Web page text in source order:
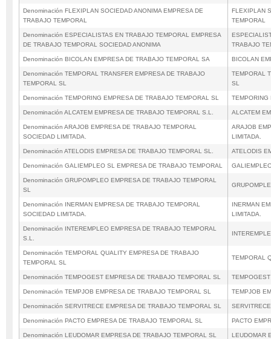
Denominación FLEXIPLAN SOCIEDAD ANONIMA EMPRESA DE
TRABAJO TEMPORAL
FLEXIPLAN
TEMPORAL
Denominación ESPECIALISTAS EN TRABAJO TEMPORAL EMPRESA
DE TRABAJO TEMPORAL SOCIEDAD ANONIMA
TRABAJO
Denominación BICOLAN EMPRESA DE TRABAJO TEMPORAL SA BICOLAN
Denominación TEMPORAL TRANSFER EMPRESA DE TRABAJO
TEMPORAL SL
TEMPORAL
SL
Denominación TEMPORING EMPRESA DE TRABAJO TEMPORAL SL TEMPORING
Denominación ALCATEM EMPRESA DE TRABAJO TEMPORAL S.L. ALCATEM
Denominación ARAJOB EMPRESA DE TRABAJO TEMPORAL
SOCIEDAD LIMITADA.
ARAJOB
LIMITADA.
Denominación ATELODIS EMPRESA DE TRABAJO TEMPORAL SL. ATELODIS
Denominación GALIEMPLEO SL EMPRESA DE TRABAJO TEMPORAL
Denominación GRUPOMPLEO EMPRESA DE TRABAJO TEMPORAL
SL
Denominación INERMAN EMPRESA DE TRABAJO TEMPORAL
SOCIEDAD LIMITADA.
INERMAN
LIMITADA.
Denominación INTEREMPLEO EMPRESA DE TRABAJO TEMPORAL
S.L.
Denominación TEMPORAL QUALITY EMPRESA DE TRABAJO
TEMPORAL SL
TEMPORAL
Denominación TEMPOGEST EMPRESA DE TRABAJO TEMPORAL SL
Denominación TEMPJOB EMPRESA DE TRABAJO TEMPORAL SL TEMPJOB
Denominación SERVITRECE EMPRESA DE TRABAJO TEMPORAL SL
Denominación PACTO EMPRESA DE TRABAJO TEMPORAL SL PACTO
Denominación LEUDOMAR EMPRESA DE TRABAJO TEMPORAL SL LEUDOMAR